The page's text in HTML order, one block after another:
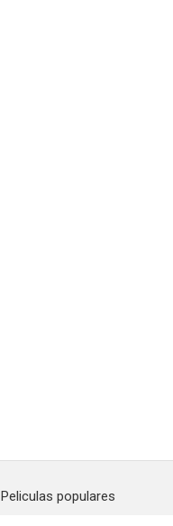
Peliculas populares